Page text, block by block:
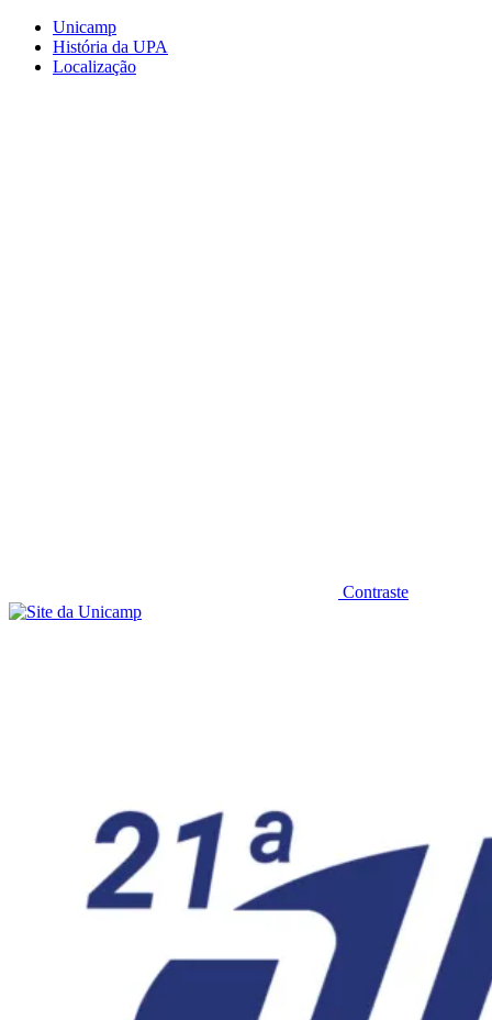
Conteúdo principal
Unicamp
História da UPA
Localização
Contraste